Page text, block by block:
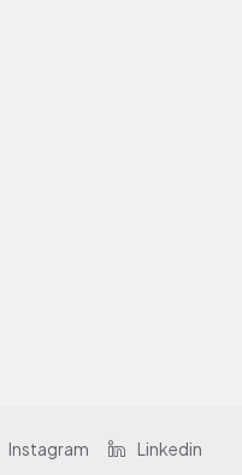
Instagram
Linkedin